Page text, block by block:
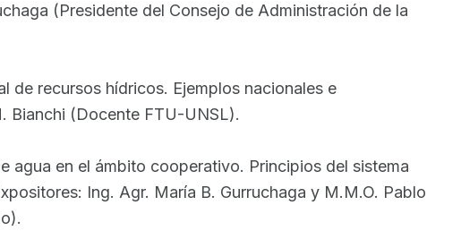
(Presidente del Consejo de Administración de la
de recursos hídricos. Ejemplos nacionales e
Bianchi (Docente FTU-UNSL).
agua en el ámbito cooperativo. Principios del sistema
Ing. Agr. María B. Gurruchaga y M.M.O. Pablo